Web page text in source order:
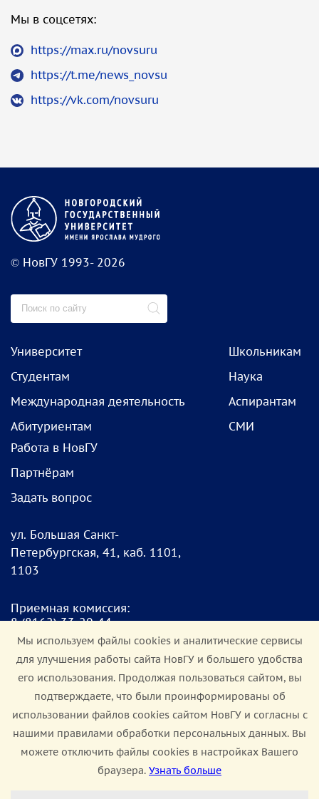
Мы в соцсетях:
https://max.ru/novsuru
https://t.me/news_novsu
https://vk.com/novsuru
© НовГУ 1993- 2026
Университет
Студентам
Международная деятельность
Абитуриентам
Школьникам
Наука
Аспирантам
СМИ
Работа в НовГУ
Партнёрам
Задать вопрос
ул. Большая Санкт-
Петербургская, 41, каб. 1101,
1103
Приемная комиссия:
8(8162) 33-20-44
pk@novsu.ru
Чат для абитуриентов:
https://clc.li/Terrt
Мы в соцсетях:
Мы используем файлы cookies и аналитические сервисы
для улучшения работы сайта НовГУ и большего удобства
его использования. Продолжая пользоваться сайтом, вы
подтверждаете, что были проинформированы об
использовании файлов cookies сайтом НовГУ и согласны с
нашими правилами обработки персональных данных. Вы
можете отключить файлы cookies в настройках Вашего
браузера. Узнать больше